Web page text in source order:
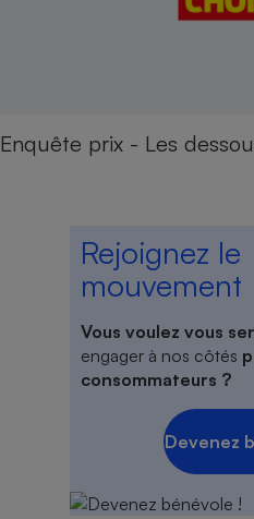
Enquête prix - Les
Rejoignez le
mouvement
Vous voulez vous
engager à nos côtés
consommateurs ?
Devenez